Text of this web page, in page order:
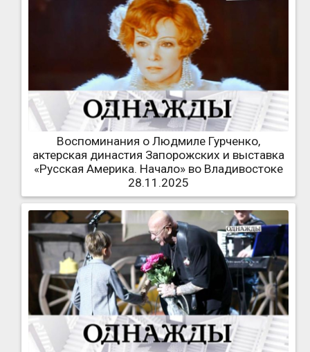
Воспоминания о Людмиле Гурченко,
актерская династия Запорожских и выставка
«Русская Америка. Начало» во Владивостоке
28.11.2025